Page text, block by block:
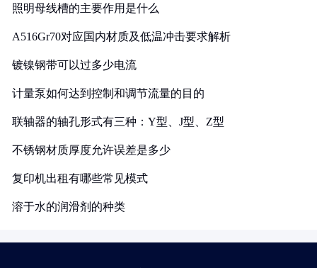
照明母线槽的主要作用是什么
A516Gr70对应国内材质及低温冲击要求解析
镀镍钢带可以过多少电流
计量泵如何达到控制和调节流量的目的
联轴器的轴孔形式有三种：Y型、J型、Z型
不锈钢材质厚度允许误差是多少
复印机出租有哪些常见模式
溶于水的润滑剂的种类